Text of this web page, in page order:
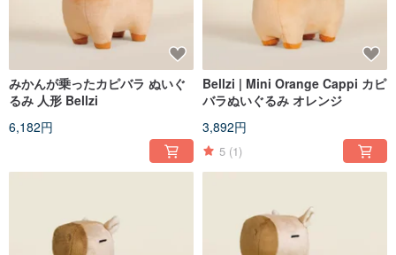
みかんが乗ったカピバラ ぬいぐ
るみ 人形 Bellzi
6,182円
Bellzi | Mini Orange Cappi カピ
バラぬいぐるみ オレンジ
3,892円
5 (1)